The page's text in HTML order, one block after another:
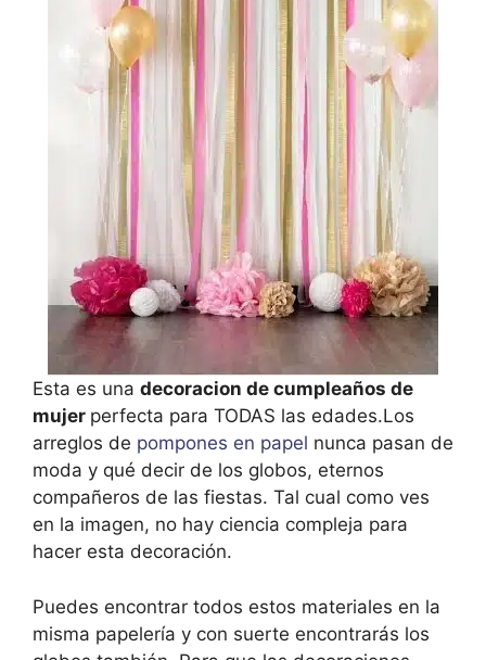
Esta es una decoracion de cumpleaños de
mujer perfecta para TODAS las edades.Los
arreglos de pompones en papel nunca pasan de
moda y qué decir de los globos, eternos
compañeros de las fiestas. Tal cual como ves
en la imagen, no hay ciencia compleja para
hacer esta decoración.
Puedes encontrar todos estos materiales en la
misma papelería y con suerte encontrarás los